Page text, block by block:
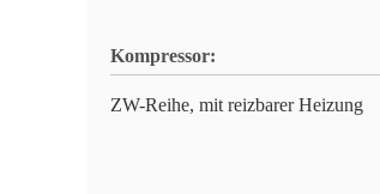
Kompressor:
ZW-Reihe, mit reizbarer Heizung